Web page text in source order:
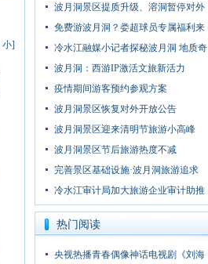
小]
波月洞景区提质升级、溶洞暂停对外
免费游波月洞？娄超球员专属福利来
冷水江融媒小记者探秘波月洞 地质奇
波月洞：西游IP激活文旅新活力
疫情期间游客预约参观方案
波月洞景区恢复对外开放公告
波月洞景区迎来清明节旅游小高峰
波月洞景区节后旅游热度不减
完善景区基础设施·波月洞旅游追求
冷水江审计局加大旅游企业审计助推
热门阅读
央视热播青春偶像神话电视剧《刘海